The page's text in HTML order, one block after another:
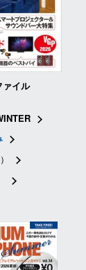
ァイル